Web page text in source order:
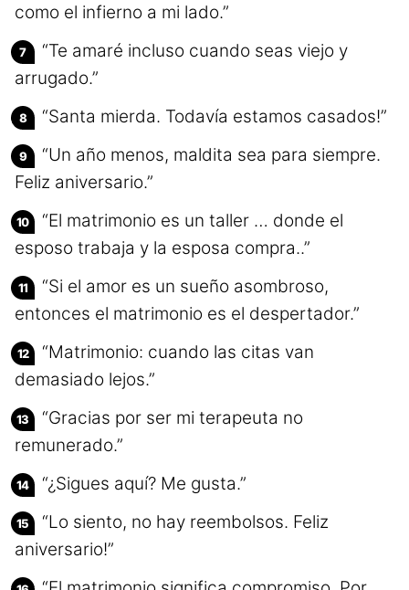
como el infierno a mi lado.”
“Te amaré incluso cuando seas viejo y
arrugado.”
“Santa mierda. Todavía estamos casados!”
“Un año menos, maldita sea para siempre.
Feliz aniversario.”
“El matrimonio es un taller … donde el
esposo trabaja y la esposa compra..”
“Si el amor es un sueño asombroso,
entonces el matrimonio es el despertador.”
“Matrimonio: cuando las citas van
demasiado lejos.”
“Gracias por ser mi terapeuta no
remunerado.”
“¿Sigues aquí? Me gusta.”
“Lo siento, no hay reembolsos. Feliz
aniversario!”